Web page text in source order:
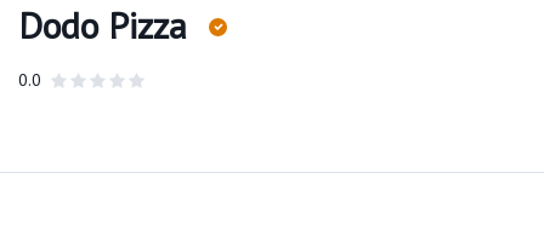
Dodo Pizza
0.0